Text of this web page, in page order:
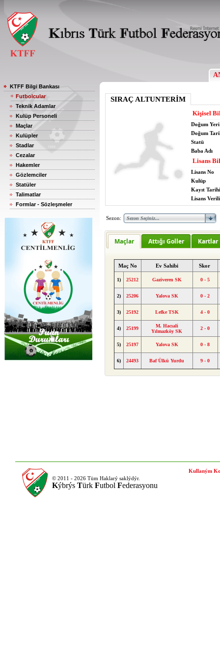
KTFF Bilgi Bankası
Futbolcular
Teknik Adamlar
Kulüp Personeli
Maçlar
Kulüpler
Stadlar
Cezalar
Hakemler
Gözlemciler
Statüler
Talimatlar
Formlar - Sözleşmeler
SIRAÇ ALTUNTERİM
Kişisel
Doğum Yeri
Doğum
Statü
Baba Adı
Lisans
Lisans No
Kulüp
Kayıt Tarihi
Lisans
Sezon:
Maçlar Attığı Goller Kartlar
Maç No Ev Sahibi Skor
1) 25212 Gaziveren SK 0 - 5
2) 25206 Yalova SK 0 - 2
3) 25192 Lefke TSK 4 - 0
4) 25199
M. Hacıali
Yılmazköy SK
2 - 0
5) 25197 Yalova SK 0 - 8
6) 24493 Baf Ülkü Yurdu 9 - 0
© 2011 - 2026 Tüm Haklarý saklýdýr.
Kýbrýs Türk Futbol Federasyonu
Kullaným